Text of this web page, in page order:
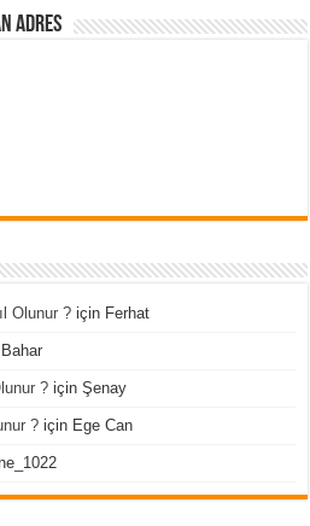
adres
Olunur ? için Ferhat
Bahar
? içinŞenay
? için Ege Can